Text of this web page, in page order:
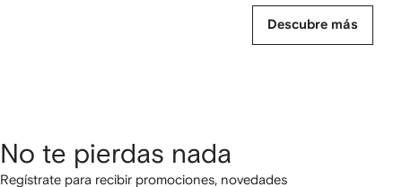
Descubre más
No te pierdas nada
Regístrate para recibir promociones, novedades